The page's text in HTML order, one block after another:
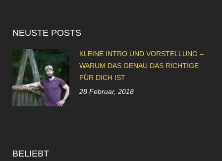
NEUSTE POSTS
KLEINE INTRO UND VORSTELLUNG –
WARUM DAS GENAU DAS RICHTIGE
FÜR DICH IST
28 Februar, 2018
BELIEBT